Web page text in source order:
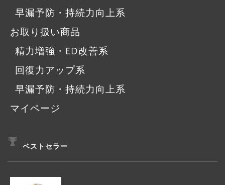
早漏予防・持続力向上系
お取り扱い商品
精力増強・ED改善系
回復力アップ系
早漏予防・持続力向上系
マイページ
ベストセラー